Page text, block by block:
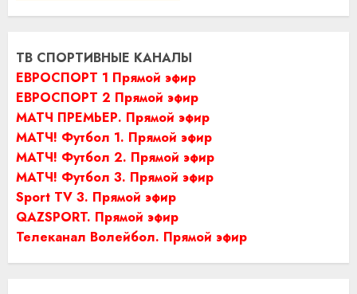
ТВ СПОРТИВНЫЕ КАНАЛЫ
ЕВРОСПОРТ 1 Прямой эфир
ЕВРОСПОРТ 2 Прямой эфир
МАТЧ ПРЕМЬЕР. Прямой эфир
МАТЧ! Футбол 1. Прямой эфир
МАТЧ! Футбол 2. Прямой эфир
МАТЧ! Футбол 3. Прямой эфир
Sport TV 3. Прямой эфир
QAZSPORT. Прямой эфир
Телеканал Волейбол. Прямой эфир